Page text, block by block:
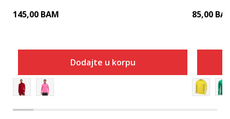
145,00 BAM
Dodajte u korpu
85,00